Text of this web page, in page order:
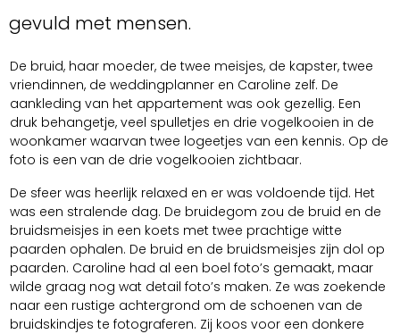
gevuld met mensen.
De bruid, haar moeder, de twee meisjes, de kapster, twee
vriendinnen, de weddingplanner en Caroline zelf. De
aankleding van het appartement was ook gezellig. Een
druk behangetje, veel spulletjes en drie vogelkooien in de
woonkamer waarvan twee logeetjes van een kennis. Op de
foto is een van de drie vogelkooien zichtbaar.
De sfeer was heerlijk relaxed en er was voldoende tijd. Het
was een stralende dag. De bruidegom zou de bruid en de
bruidsmeisjes in een koets met twee prachtige witte
paarden ophalen. De bruid en de bruidsmeisjes zijn dol op
paarden. Caroline had al een boel foto’s gemaakt, maar
wilde graag nog wat detail foto’s maken. Ze was zoekende
naar een rustige achtergrond om de schoenen van de
bruidskindjes te fotograferen. Zij koos voor een donkere